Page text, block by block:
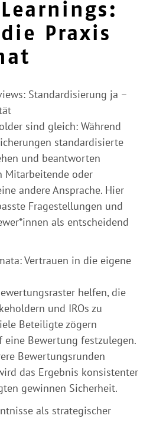
Praxis
Standardisierung ja –
sind gleich: Während
standardisierte
und beantworten
Mitarbeitende oder
andere Ansprache. Hier
Fragestellungen und
als entscheidend
Vertrauen in die eigene
helfen, die
und IROs zu
Beteiligte zögern
eine Bewertung festzulegen.
Bewertungsrunden
das Ergebnis konsistenter
gewinnen Sicherheit.
als strategischer